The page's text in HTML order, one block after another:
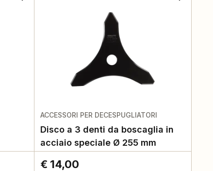
ACCESSORI PER DECESPUGLIATORI
Disco a 3 denti da boscaglia in
acciaio speciale Ø 255 mm
€ 14,00